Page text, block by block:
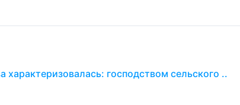
господством сельского ..